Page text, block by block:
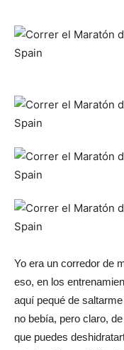
Yo era un corredor de
eso, en los
aquí pequé de
no bebía, pero claro,
que puedes